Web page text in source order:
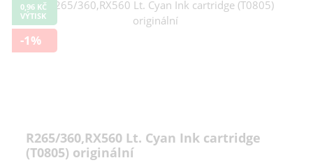
0,96 KČ
VÝTISK
-1%
R265/360,RX560 Lt. Cyan Ink cartridge
(T0805) originální